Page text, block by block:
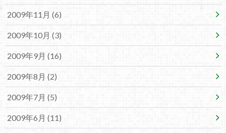
2009年11月 (6)
2009年10月 (3)
2009年9月 (16)
2009年8月 (2)
2009年7月 (5)
2009年6月 (11)